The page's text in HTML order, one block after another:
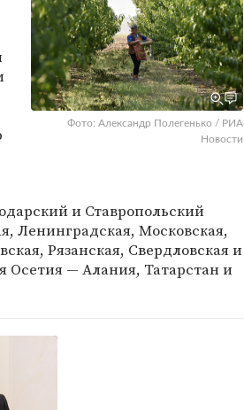
Фото: Александр Полегенько / РИА
Новости
и Ставропольский
Ленинградская, Московская,
Рязанская, Свердловская и
Осетия — Алания, Татарстан и